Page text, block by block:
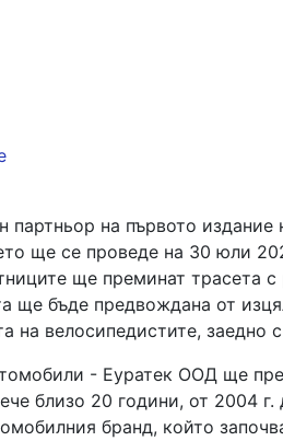
на първото издание
ще се проведе на 30 юли
ще преминат трасета
ще бъде предвождана от
на велосипедистите, заедно
- Еуратек ООД ще
близо 20 години, от 2004
бранд, който